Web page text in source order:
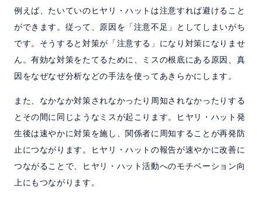
例えば、たいていのヒヤリ・ハットは注意すれば避けること
ができます。従って、原因を「注意不足」としてしまいがち
です。そうすると対策が「注意する」になり対策になりませ
ん。有効な対策をたてるために、ミスの根底にある原因、真
因をなぜなぜ分析などの手法を使ってあきらかにします。
また、なかなか対策されなかったり周知されなかったりする
とその間に同じようなミスが起こります。ヒヤリ・ハット発
生後は速やかに対策を施し、関係者に周知することが再発防
止につながります。ヒヤリ・ハットの報告が速やかに改善に
つながることで、ヒヤリ・ハット活動へのモチベーション向
上にもつながります。